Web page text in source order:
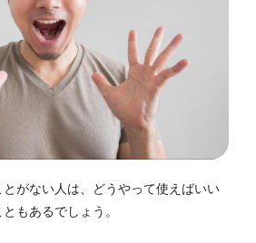
がない人は、どうやって使えばいい
もあるでしょう。